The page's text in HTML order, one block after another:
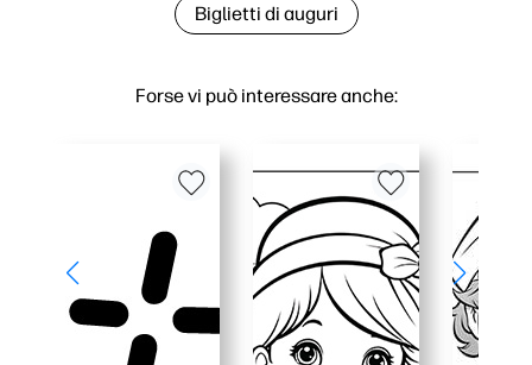
Forse vi può interessare anche:
Biglietti di auguri